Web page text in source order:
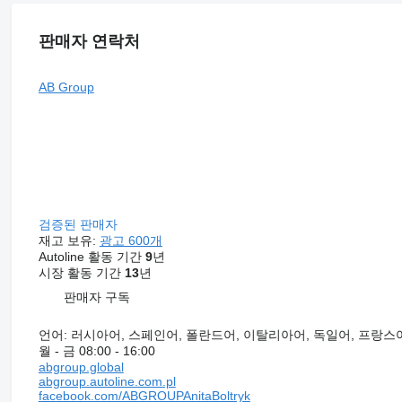
판매자 연락처
AB Group
검증된 판매자
재고 보유: 광고 600개
Autoline 활동 기간 9년
시장 활동 기간 13년
판매자 구독
언어: 러시아어, 스페인어, 폴란드어, 이탈리아어, 독일어, 프랑스
월 - 금 08:00 - 16:00
abgroup.global
abgroup.autoline.com.pl
facebook.com/ABGROUPAnitaBoltryk